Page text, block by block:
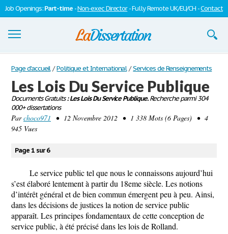
Job Openings:Part-time -Non-exec Director- Fully Remote UK/EU/CH -Contact
Dissertations
S'inscrire
Se connecter
Contactez-nous
Page d'accueil / Politique et International / Services de Renseignements
Les Lois Du Service Publique
Documents Gratuits: Les Lois Du Service Publique.Recherche parmi 304
000+ dissertations
Parchoco971 • 12 Novembre 2012 • 1 338 Mots (6 Pages) • 4
945 Vues
Page 1 sur 6
Le service public tel que nous le connaissons aujourd’hui
s’est élaboré lentement à partir du 18eme siècle. Les notions
d’intérêt général et de bien commun émergent peu à peu. Ainsi,
dans les décisions de justices la notion de service public
apparaît. Les principes fondamentaux de cette conception de
service public, à été précisé dans les lois de Rolland.